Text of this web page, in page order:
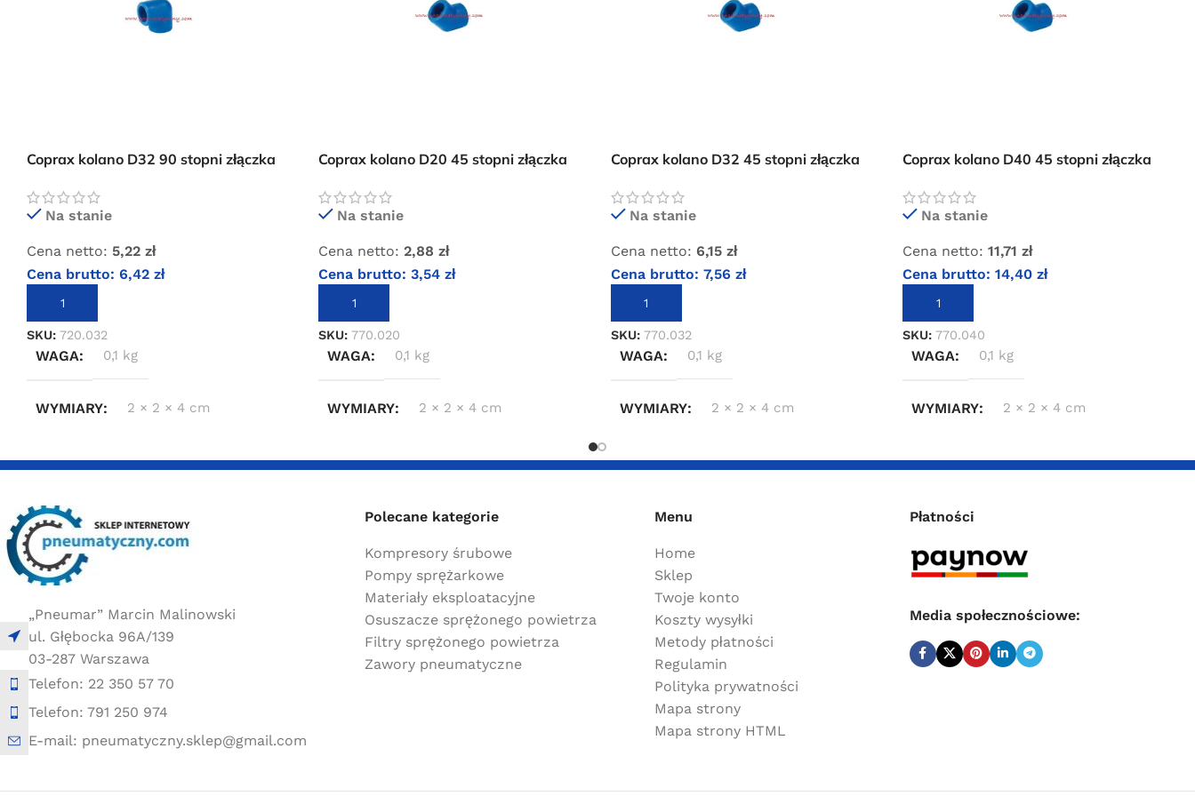
Coprax kolano D32 90 stopni złączka
Na stanie
Cena netto: 5,22 zł
Cena brutto: 6,42 zł
DODAJ DO KOSZYKA
SKU: 720.032
WAGA 0,1 kg
WYMIARY 2 × 2 × 4 cm
Coprax kolano D20 45 stopni złączka
Na stanie
Cena netto: 2,88zł
Cena brutto:3,54zł
DODAJ DO KOSZYKA
SKU: 770.020
WAGA 0,1 kg
WYMIARY 2 × 2 × 4 cm
Coprax kolano D32 45 stopni złączka
Na stanie
Cena netto: 6,15 zł
Cena brutto: 7,56 zł
DODAJ DO KOSZYKA
SKU: 770.032
WAGA 0,1 kg
WYMIARY 2 × 2 × 4 cm
Coprax kolano D40 45 stopni złączka
Na stanie
Cena netto: 11,71zł
Cena brutto:14,40zł
DODAJ DO KOSZYKA
SKU: 770.040
WAGA 0,1 kg
WYMIARY 2 × 2 × 4 cm
„Pneumar” Marcin Malinowski
ul. Głębocka 96A/139
03-287 Warszawa
Telefon: 22 350 57 70
Telefon: 791 250 974
E-mail: pneumatyczny.sklep@gmail.com
Polecane kategorie
Kompresory śrubowe
Pompy sprężarkowe
Materiały eksploatacyjne
Osuszacze sprężonego powietrza
Filtry sprężonego powietrza
Zawory pneumatyczne
Menu
Home
Sklep
Twoje konto
Koszty wysyłki
Metody płatności
Regulamin
Polityka prywatności
Mapa strony
Mapa strony HTML
Płatności
Media społecznościowe: